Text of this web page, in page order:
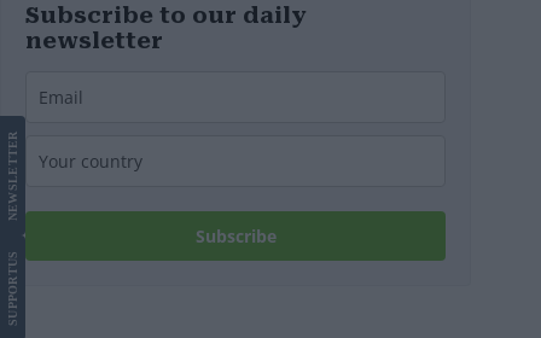
Subscribe to our daily
newsletter
Subscribe
SUPPORT
US
NEWS
LETTER